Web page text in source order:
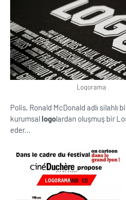
Logorama
Polis, Ronald McDonald adlı silahlı
kurumsallogolardan oluşmuş bir
eder...